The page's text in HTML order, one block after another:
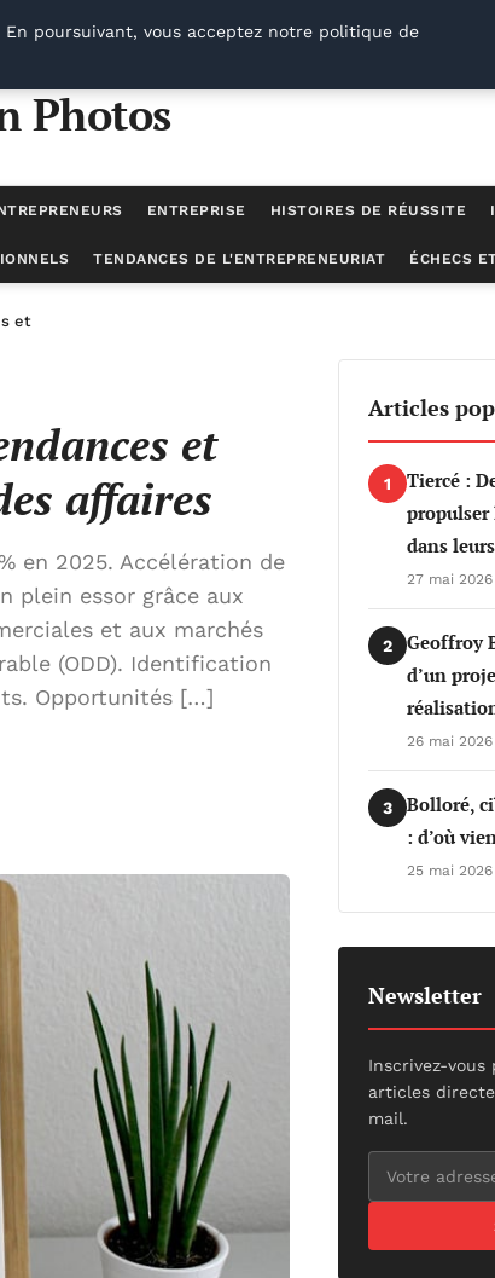
Photos
ENTREPRISE HISTOIRES DE RÉUSSITE
TENDANCES DE L'ENTREPRENEURIAT ÉCHECS
et opportunités dans le monde des affaires
et
affaires
en 2025. Accélération de
plein essor grâce aux
et aux marchés
(ODD). Identification
Opportunités […]
Articles
1
Tiercé :
propulser
dans
27 mai 2026
2
Geoffroy
d’un
26 mai 2026
3
Bolloré,
: d’où
25 mai 2026
Newsletter
Inscrivez-vous
articles
mail.
poursuivant, vous acceptez notre politique de